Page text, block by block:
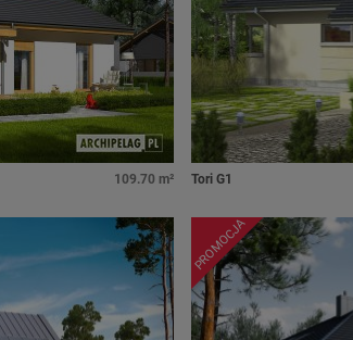
109.70 m² Tori G1
PROMOCJA